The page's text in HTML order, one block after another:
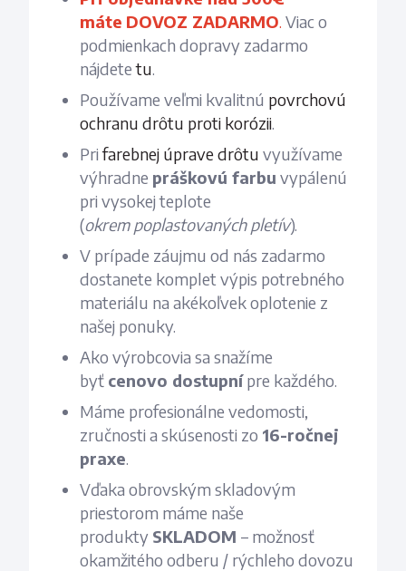
máte DOVOZ ZADARMO Viac o
podmienkach dopravy zadarmo
nájdetetu
Používame veľmi kvalitnú povrchovú
ochranu drôtu proti korózii
Prifarebnej úprave drôtu využívame
výhradne práškovú farbu vypálenú
pri vysokej teplote
(okrem poplastovaných pletív).
V prípade záujmu od nás zadarmo
dostanete komplet výpis potrebného
materiálu na akékoľvek oplotenie z
našej ponuky.
Ako výrobcovia sa snažíme
byť cenovo dostupnípre každého.
Máme profesionálne vedomosti,
zručnosti a skúsenosti zo 16-ročnej
praxe
Vďaka obrovským skladovým
priestorom máme naše
produkty SKLADOM – možnosť
okamžitého odberu / rýchleho dovozu